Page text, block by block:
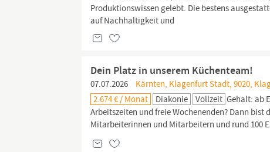
Produktionswissen gelebt. Die bestens
auf Nachhaltigkeit und
Dein Platz in unserem Küchenteam!
07.07.2026
Kärnten, Klagenfurt Stadt, 9020,
2.674 € / Monat
Diakonie Vollzeit Gehalt: ab
Arbeitszeiten und freie Wochenenden? Dann
Mitarbeiterinnen und Mitarbeitern und rund 100